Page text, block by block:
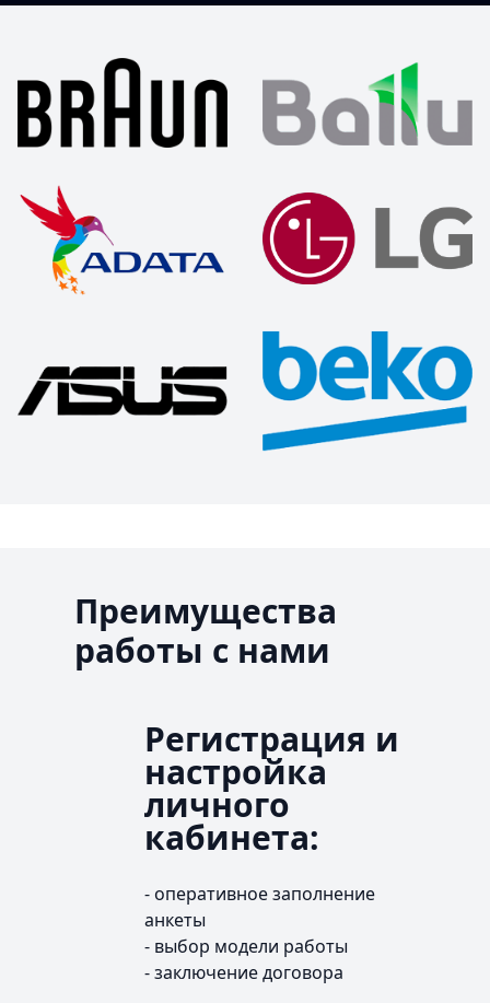
Преимущества
работы с нами
Регистрация и
настройка
личного
кабинета:
- оперативное заполнение
анкеты
- выбор модели работы
- заключение договора